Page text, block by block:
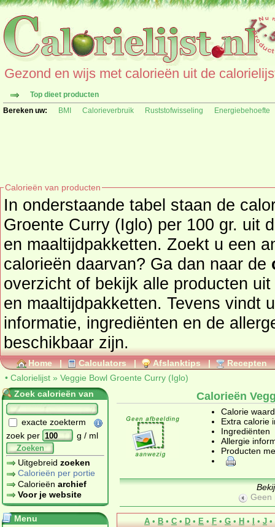
Gezond en wijs met calorieën uit de
Top dieet producten
Bereken uw:
BMI Calorieverbruik Ruststofwisseling Energiebehoefte
Calorieën van producten
In onderstaande tabel staan de
Groente Curry (Iglo) per 100 gr. uit
en maaltijdpakketten. Zoekt u een ander product en de
calorieën daarvan? Ga dan naar de
overzicht of bekijk alle
en maaltijdpakketten. Tevens vindt u ook de uitgebreide calorie
informatie, ingrediënten en de
beschikbaar zijn.
Home | Calculators | Afslanktips | Recepten
• Calorielijst » Veggie Bowl Groente Curry (Iglo)
Zoek calorieën van
exacte zoekterm
zoek per
g / ml
Zoeken
Uitgebreid zoeken
Calorieën per portie
Calorieën archief
Voor je website
Menu
Calorieën
Calorie
Extra calorie
Ingrediënten
Allergie
Producten
Geen
A • B • C • D • E • F • G • H • I • J •